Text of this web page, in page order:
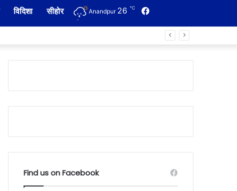
विदिशा सीहोर Facebook
Anandpur 26 ℃
Find us on Facebook